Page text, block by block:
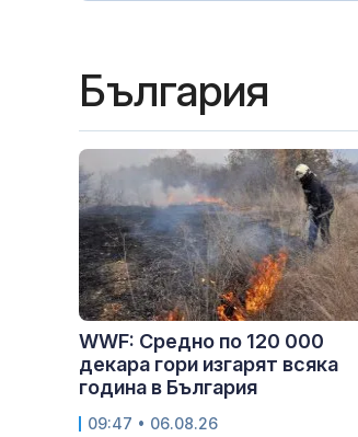
България
WWF: Средно по 120 000
декара гори изгарят всяка
година в България
09:47 • 06.08.26